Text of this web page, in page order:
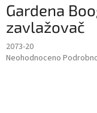
Gardena
zavlažovač
2073-20
Průměrné
Neohodnoceno